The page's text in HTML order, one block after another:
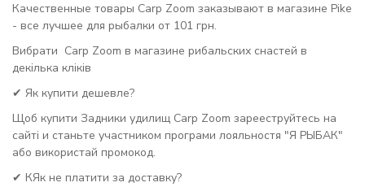
Качественные товары Carp Zoom заказывают в магазине Pike
- все лучшее для рыбалки от 101 грн.
Вибрати Carp Zoom в магазине рибальских снастей в
декілька кліків
✔ Як купити дешевле?
Щоб купити Задники удилищ Carp Zoom зарееструйтесь на
сайті и станьте участником програми лояльностя "Я РЫБАК"
або використай промокод.
✔ КЯк не платити за доставку?